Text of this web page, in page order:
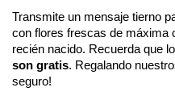
Transmite un mensaje tierno
con flores frescas de máxima
recién nacido. Recuerda que
son gratis. Regalando
seguro!